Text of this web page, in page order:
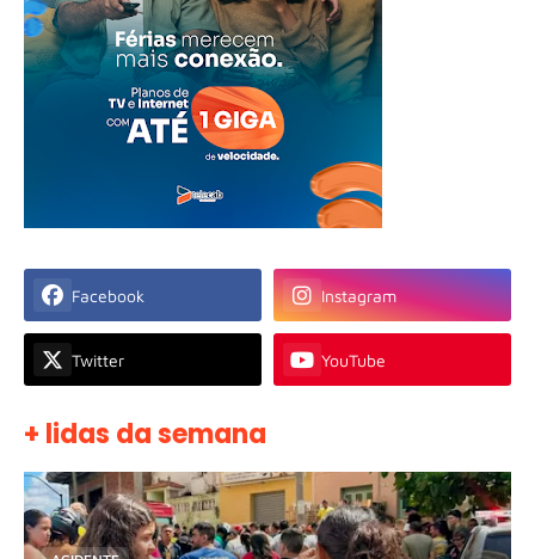
Facebook Instagram
Twitter YouTube
+ lidas da semana